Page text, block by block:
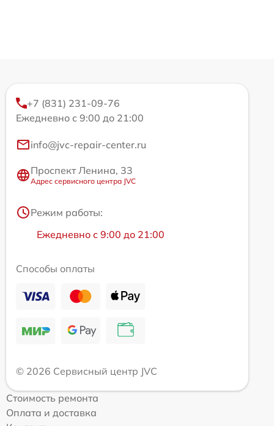
+7 (831) 231-09-76
Ежедневно с 9:00 до 21:00
info@jvc-repair-center.ru
Проспект Ленина, 33
Адрес сервисного центра JVC
Режим работы:
Ежедневно с 9:00 до 21:00
Способы оплаты
© 2026 Сервисный центр JVC
Стоимость ремонта
Оплата и доставка